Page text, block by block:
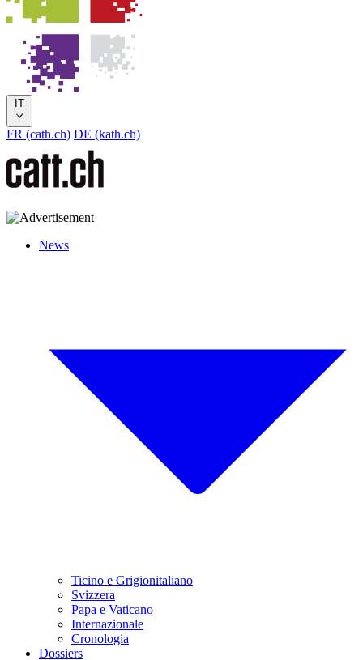
IT
FR (cath.ch) DE (kath.ch)
News
Ticino e Grigionitaliano
Svizzera
Papa e Vaticano
Internazionale
Cronologia
Dossiers